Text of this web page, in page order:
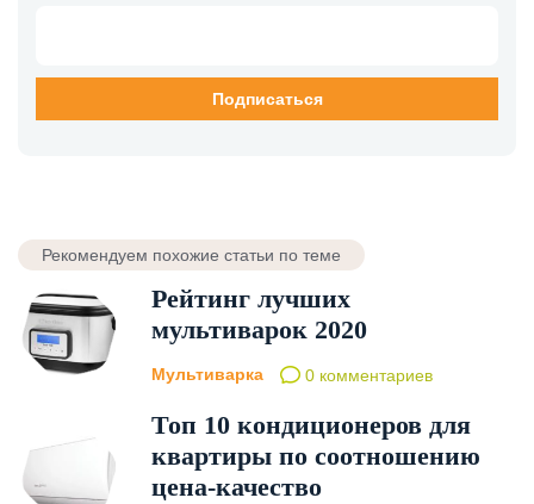
Рекомендуем похожие статьи по теме
Рейтинг лучших
мультиварок 2020
Мультиварка 0 комментариев
Топ 10 кондиционеров для
квартиры по соотношению
цена-качество